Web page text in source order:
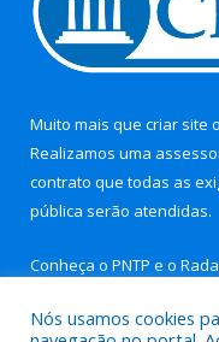
Muito mais que criar site
Realizamos uma
contrato que todas as
pública serão atendidas.
Conheça o PNTP e o
Nós usamos cookies